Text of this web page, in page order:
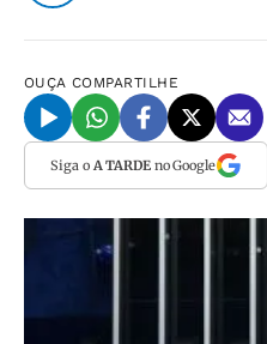
OUÇA COMPARTILHE
Siga o A TARDEno Google